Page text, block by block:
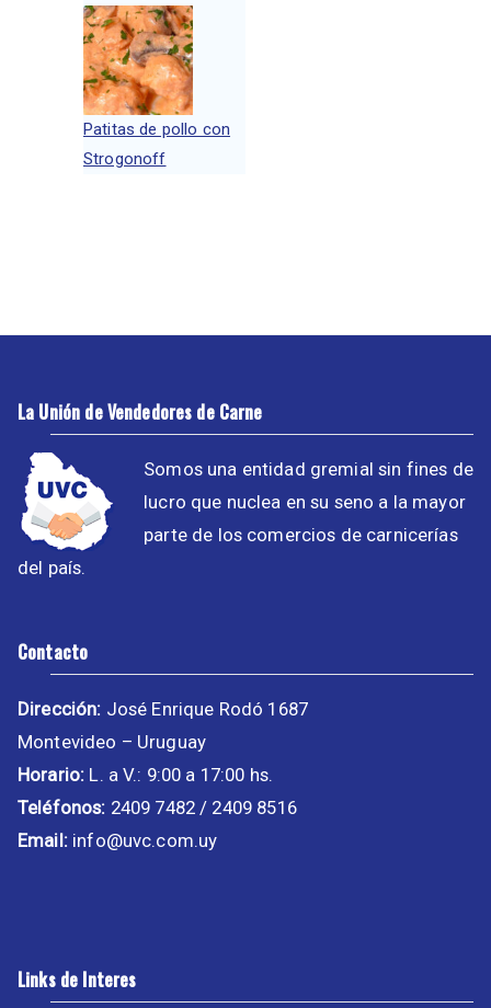
Patitas de pollo con
Strogonoff
La Unión de Vendedores de Carne
Somos una entidad gremial sin fines de
lucro que nuclea en su seno a la mayor
parte de los comercios de carnicerías
del país.
Contacto
Dirección: José Enrique Rodó 1687
Montevideo – Uruguay
Horario: L. a V.: 9:00 a 17:00 hs.
Teléfonos: 2409 7482 / 2409 8516
Email:info@uvc.com.uy
Links de Interes